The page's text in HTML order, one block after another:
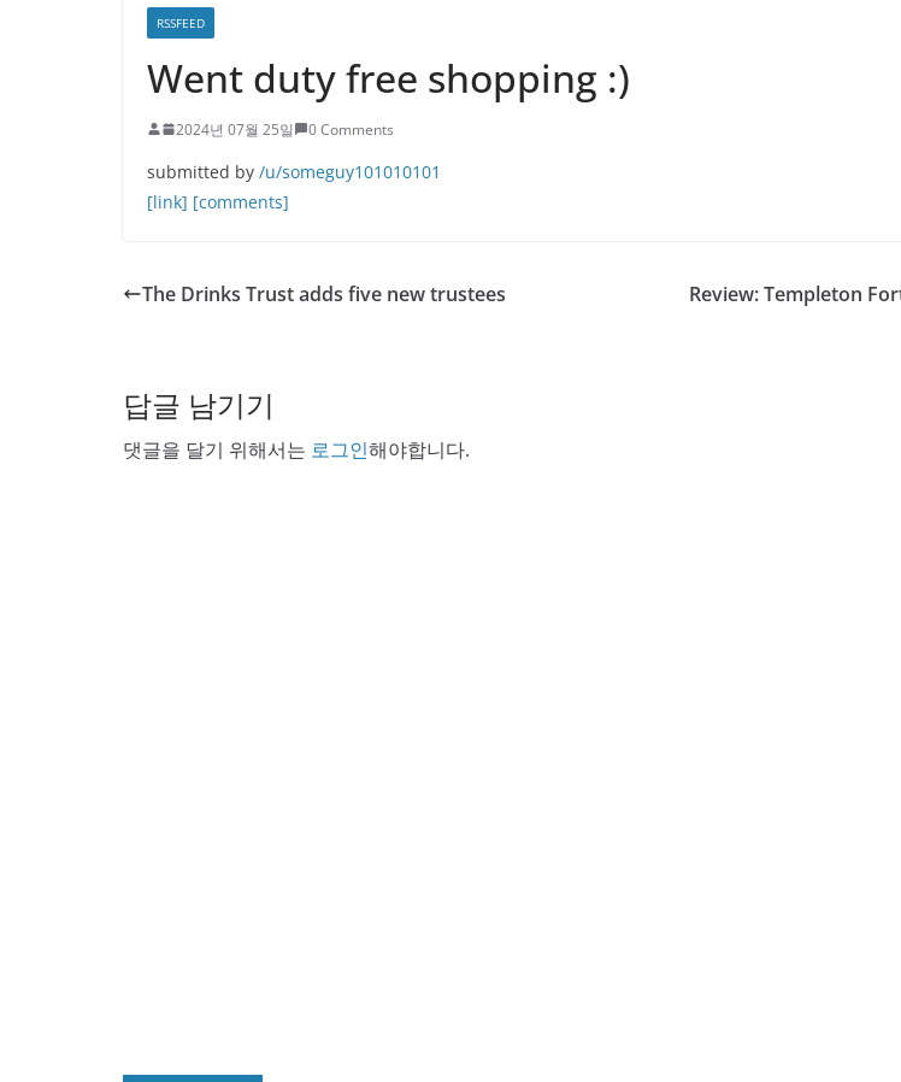
RSSFEED
Went duty free shopping :)
2024년 07월 25일 0 Comments
submitted by /u/someguy101010101
[link] [comments]
The Drinks Trust adds five new trustees Review: Templeton
답글 남기기
댓글을 달기 위해서는 로그인해야합니다.